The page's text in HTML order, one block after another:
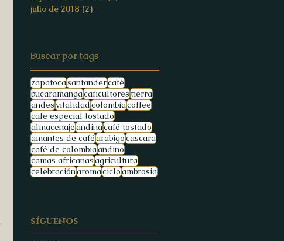
julio de 2018 (2)
Buscar por tags
zapatocasantandercafé
bucaramangacaficultorestierra
andesvitalidadcolombiacoffee
cafe especial tostado
almacenajeandinacafé tostado
amantes de caféarabigocascara
café de colombiaandino
camas africanasagricultura
celebraciónaromacicloambrosia
síguenos